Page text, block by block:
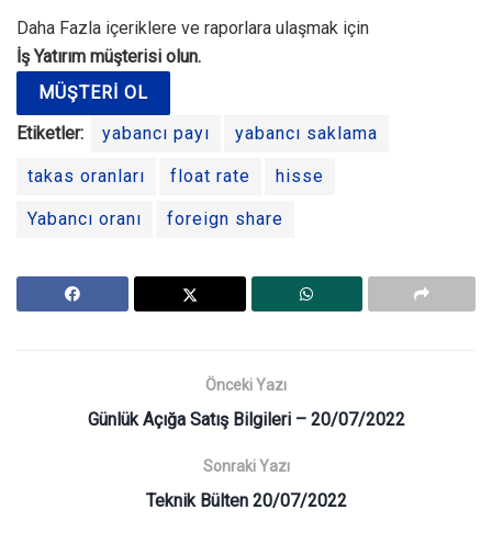
Daha Fazla içeriklere ve raporlara ulaşmak için
İş Yatırım müşterisi olun.
MÜŞTERI OL
Etiketler:
yabancı payı yabancı saklama
takas oranları float rate hisse
Yabancı oranı foreign share
Önceki Yazı
Günlük Açığa Satış Bilgileri – 20/07/2022
Sonraki Yazı
Teknik Bülten 20/07/2022